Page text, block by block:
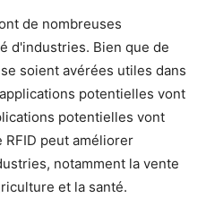
de nombreuses
d'industries. Bien que de
soient avérées utiles dans
potentielles vont
potentielles vont
RFID peut améliorer
notamment la vente
et la santé.